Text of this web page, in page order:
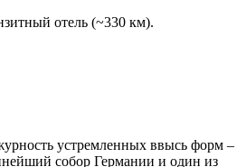
отель (~330 км).
устремленных ввысь форм –
собор Германии и один из